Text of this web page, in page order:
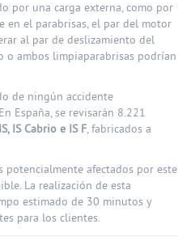
por una carga externa, como por
en el parabrisas, el par del motor
al par de deslizamiento del
o ambos limpiaparabrisas podrían
de ningún accidente
España, se revisarán 8.221
IS Cabrio e IS F, fabricados a
potencialmente afectados por este
La realización de esta
estimado de 30 minutos y
para los clientes.